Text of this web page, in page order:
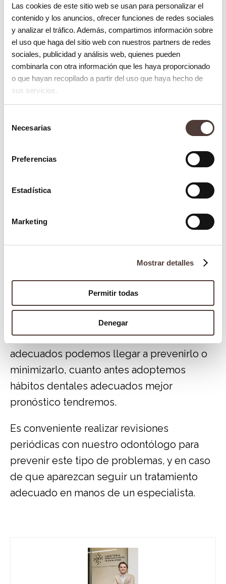
Las cookies de este sitio web se usan para personalizar el
contenido y los anuncios, ofrecer funciones de redes sociales
y analizar el tráfico. Además, compartimos información sobre
el uso que haga del sitio web con nuestros partners de redes
sociales, publicidad y análisis web, quienes pueden
combinarla con otra información que les haya proporcionado
o que hayan recopilado a partir del uso que haya hecho de
sus servicios.
Necesarias
Preferencias
Estadística
Marketing
Mostrar detalles
Permitir todas
Denegar
encuentran en una posición adelantada
sobre los superiores, las causas son
variadas y pueden ser dentales o
esqueléticas, conviene estudiar el caso
para elegir el mejor tipo de ortodoncia
para cada paciente.
mordida incorrecta:
Mordida abierta
: se produce cuando
los inferiores.
superiores muerden y tocan en el
: Los dientes superiores
Cómo prevenir la maloclusión
Los factores genéticos influyen a la hora de
desarrollar este problema, pero con hábitos
adecuados podemos llegar a prevenirlo o
minimizarlo, cuanto antes adoptemos
hábitos dentales adecuados mejor
pronóstico tendremos.
Es conveniente realizar revisiones
periódicas con nuestro odontólogo para
prevenir este tipo de problemas, y en caso
de que aparezcan seguir un tratamiento
adecuado en manos de un especialista.